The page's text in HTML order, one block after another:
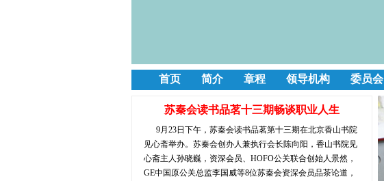
首页 简介 章程 领导机构 委员会
苏秦会读书品茗十三期畅谈职业人生
9月23日下午，苏秦会读书品茗第十三期在北京香山书院
见心斋举办。苏秦会创办人兼执行会长陈向阳，香山书院见
心斋主人孙晓巍，资深会员、HOFO公关联合创始人景然，
GE中国原公关总监李国威等8位苏秦会资深会员品茶论道，